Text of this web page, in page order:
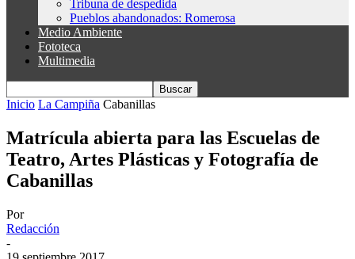
Tribuna de despedida
Pueblos abandonados: Romerosa
Medio Ambiente
Fototeca
Multimedia
Inicio La Campiña Cabanillas
Matrícula abierta para las Escuelas de
Teatro, Artes Plásticas y Fotografía de
Cabanillas
Por
Redacción
-